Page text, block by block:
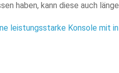
haben, kann diese auch
leistungsstarke Konsole mit